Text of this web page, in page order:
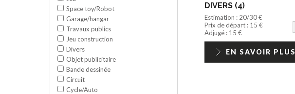
Space toy/Robot
Garage/hangar
Travaux publics
Jeu construction
Divers
Objet publicitaire
Bande dessinée
Circuit
Cycle/Auto
DIVERS (4)
Estimation : 20/30 €
Prix de départ : 15 €
Adjugé : 15 €
EN SAVOIR PLUS